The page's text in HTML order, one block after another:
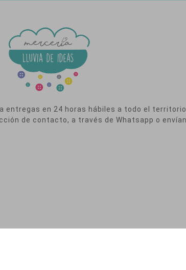
entregas en 24 horas hábiles a todo el
de contacto, a través de Whatsapp o